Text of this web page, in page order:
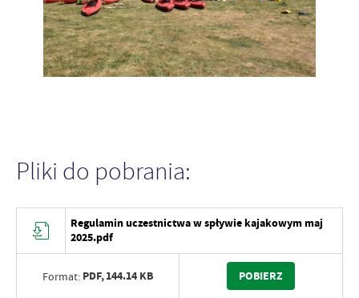
Pliki do pobrania:
Regulamin uczestnictwa w spływie kajakowym maj
2025.pdf
Format: PDF,144.14 KB POBIERZ